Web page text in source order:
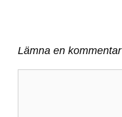
Lämna en kommentar